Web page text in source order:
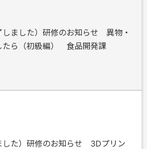
しました）研修のお知らせ 異物・
たら（初級編） 食品開発課
した）研修のお知らせ 3Dプリン